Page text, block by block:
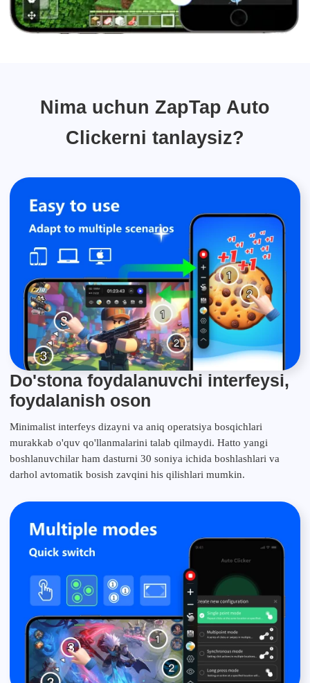
Nima uchun ZapTap Auto
Clickerni tanlaysiz?
Do'stona foydalanuvchi interfeysi,
foydalanish oson
Minimalist interfeys dizayni va aniq operatsiya bosqichlari
murakkab o'quv qo'llanmalarini talab qilmaydi. Hatto yangi
boshlanuvchilar ham dasturni 30 soniya ichida boshlashlari va
darhol avtomatik bosish zavqini his qilishlari mumkin.